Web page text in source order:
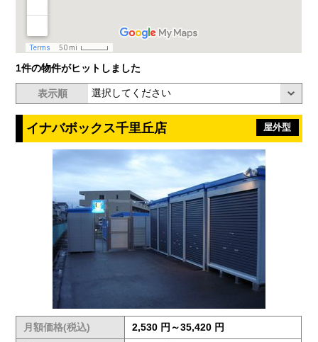
1件の物件がヒットしました
表示順
イナバボックス千里丘店 屋外型
月額価格(税込)
2,530 円～35,420 円